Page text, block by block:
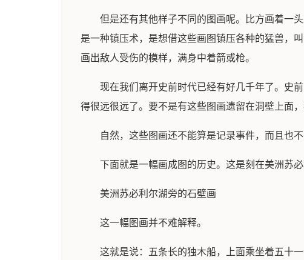
但是还有其他样子不同的图画呢。比方画着一
是一种镇压术，是想借这些画图镇压各种的猛兽，
画出敌人受伤的模样，满身中着箭或枪。
现在我们离开史前时代已经有好几千年了。史
得很远很远了。要不是有这些图画遗留在洞壁上面
自然，这些图画还不能算是记录事件，而且也
下面就是一幅画成图的历史。这是刻在美洲苏
美洲苏必利尔湖旁的石壁画
这一幅图画并不难解释。
这就是说：五条长的独木船，上面乘坐着五十